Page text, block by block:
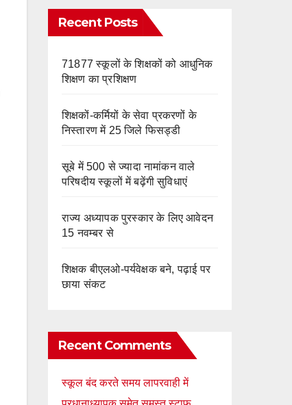
Recent Posts
71877 स्कूलों के शिक्षकों को आधुनिक
शिक्षण का प्रशिक्षण
शिक्षकों-कर्मियों के सेवा प्रकरणों के
निस्तारण में 25 जिले फिसड्डी
सूबे में 500 से ज्यादा नामांकन वाले
परिषदीय स्कूलों में बढ़ेंगी सुविधाएं
राज्य अध्यापक पुरस्कार के लिए आवेदन
15 नवम्बर से
शिक्षक बीएलओ-पर्यवेक्षक बने, पढ़ाई पर
छाया संकट
Recent Comments
स्कूल बंद करते समय लापरवाही में